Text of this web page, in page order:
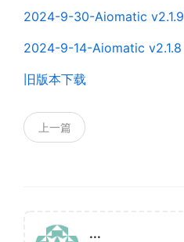
2024-9-30-Aiomatic v2.1.9
2024-9-14-Aiomatic v2.1.8
旧版本下载
上一篇